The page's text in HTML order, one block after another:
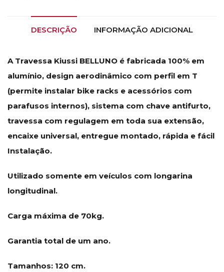
DESCRIÇÃO INFORMAÇÃO ADICIONAL
A Travessa Kiussi BELLUNO é fabricada 100% em
alumínio, design aerodinâmico com perfil em T
(permite instalar bike racks e acessórios com
parafusos internos), sistema com chave antifurto,
travessa com regulagem em toda sua extensão,
encaixe universal, entregue montado, rápida e fácil
Instalação.
Utilizado somente em veículos com longarina
longitudinal.
Carga máxima de 70kg.
Garantia total de um ano.
Tamanhos: 120 cm.